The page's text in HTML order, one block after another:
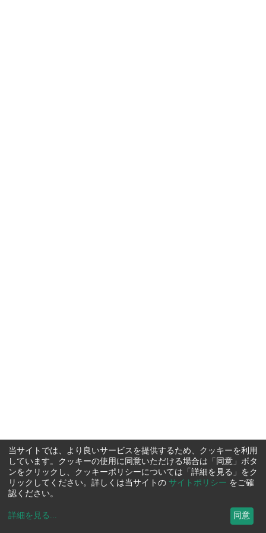
当サイトでは、より良いサービスを提供するため、クッキーを利用
しています。クッキーの使用に同意いただける場合は「同意」ボタ
ンをクリックし、クッキーポリシーについては「詳細を見る」をク
リックしてください。詳しくは当サイトの サイトポリシー をご確
認ください。
詳細を見る ... 同意